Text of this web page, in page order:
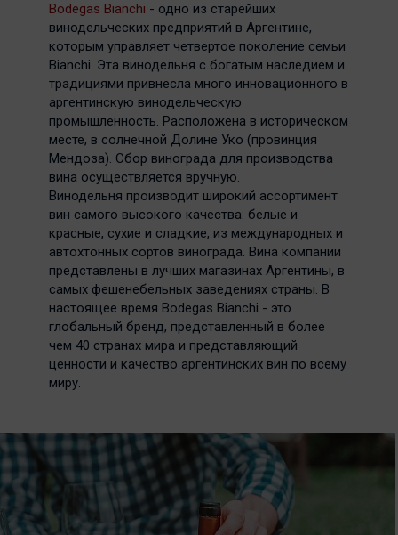
Bodegas Bianchi - одно из старейших
винодельческих предприятий в Аргентине,
которым управляет четвертое поколение семьи
Bianchi. Эта винодельня с богатым наследием и
традициями привнесла много инновационного в
аргентинскую винодельческую
промышленность. Расположена в историческом
месте, в солнечной Долине Уко (провинция
Мендоза). Сбор винограда для производства
вина осуществляется вручную.
Винодельня производит широкий ассортимент
вин самого высокого качества: белые и
красные, сухие и сладкие, из международных и
автохтонных сортов винограда. Вина компании
представлены в лучших магазинах Аргентины, в
самых фешенебельных заведениях страны. В
настоящее время Bodegas Bianchi - это
глобальный бренд, представленный в более
чем 40 странах мира и представляющий
ценности и качество аргентинских вин по всему
миру.